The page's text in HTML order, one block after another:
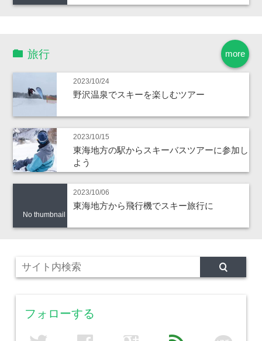
more
旅行
2023/10/24
野沢温泉でスキーを楽しむツアー
2023/10/15
東海地方の駅からスキーバスツアーに参加し
よう
No thumbnail
2023/10/06
東海地方から飛行機でスキー旅行に
フォローする